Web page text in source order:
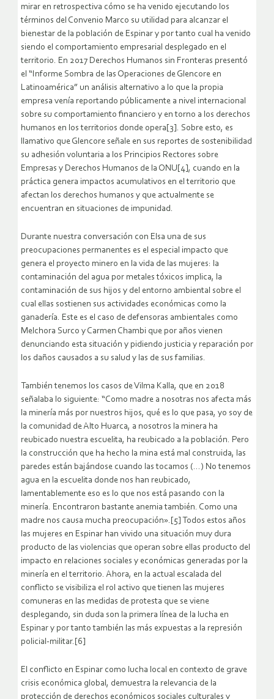
mirar en retrospectiva cómo se ha venido ejecutando los
términos del Convenio Marco su utilidad para alcanzar el
bienestar de la población de Espinar y por tanto cual ha venido
siendo el comportamiento empresarial desplegado en el
territorio. En 2017 Derechos Humanos sin Fronteras presentó
el “Informe Sombra de las Operaciones de Glencore en
Latinoamérica” un análisis alternativo a lo que la propia
empresa venía reportando públicamente a nivel internacional
sobre su comportamiento financiero y en torno a los derechos
humanos en los territorios donde opera[3]. Sobre esto, es
llamativo que Glencore señale en sus reportes de sostenibilidad
su adhesión voluntaria a los Principios Rectores sobre
Empresas y Derechos Humanos de la ONU[4], cuando en la
práctica genera impactos acumulativos en el territorio que
afectan los derechos humanos y que actualmente se
encuentran en situaciones de impunidad.
Durante nuestra conversación con Elsa una de sus
preocupaciones permanentes es el especial impacto que
genera el proyecto minero en la vida de las mujeres: la
contaminación del agua por metales tóxicos implica, la
contaminación de sus hijos y del entorno ambiental sobre el
cual ellas sostienen sus actividades económicas como la
ganadería. Este es el caso de defensoras ambientales como
Melchora Surco y Carmen Chambi que por años vienen
denunciando esta situación y pidiendo justicia y reparación por
los daños causados a su salud y las de sus familias.
También tenemos los casos de Vilma Kalla, que en 2018
señalaba lo siguiente: “Como madre a nosotras nos afecta más
la minería más por nuestros hijos, qué es lo que pasa, yo soy de
la comunidad de Alto Huarca, a nosotros la minera ha
reubicado nuestra escuelita, ha reubicado a la población. Pero
la construcción que ha hecho la mina está mal construida, las
paredes están bajándose cuando las tocamos (…) No tenemos
agua en la escuelita donde nos han reubicado,
lamentablemente eso es lo que nos está pasando con la
minería. Encontraron bastante anemia también. Como una
madre nos causa mucha preocupación».[5] Todos estos años
las mujeres en Espinar han vivido una situación muy dura
producto de las violencias que operan sobre ellas producto del
impacto en relaciones sociales y económicas generadas por la
minería en el territorio. Ahora, en la actual escalada del
conflicto se visibiliza el rol activo que tienen las mujeres
comuneras en las medidas de protesta que se viene
desplegando, sin duda son la primera línea de la lucha en
Espinar y por tanto también las más expuestas a la represión
policial-militar.[6]
El conflicto en Espinar como lucha local en contexto de grave
crisis económica global, demuestra la relevancia de la
protección de derechos económicos sociales culturales y